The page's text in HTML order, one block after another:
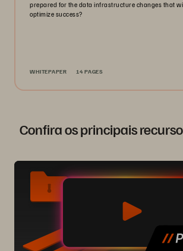
prepared for the data infrastructure changes that
optimize success?
WHITEPAPER 14 PAGES
Confira os principais